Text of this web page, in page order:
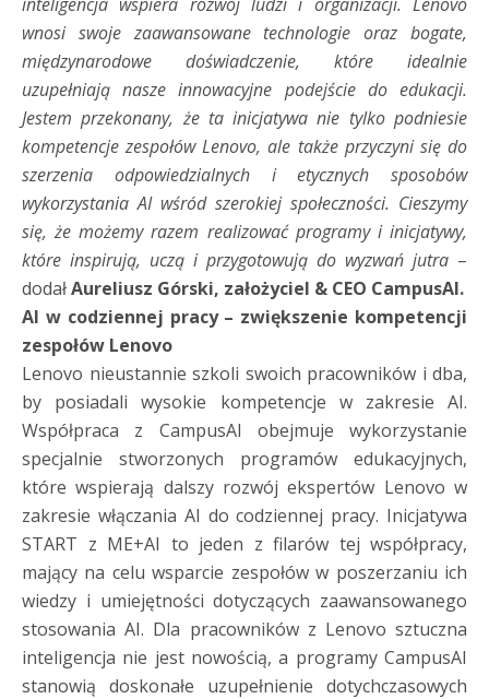
wnosi swoje zaawansowane technologie oraz bogate,
międzynarodowe doświadczenie, które idealnie
uzupełniają nasze innowacyjne podejście do edukacji.
Jestem przekonany, że ta inicjatywa nie tylko podniesie
kompetencje zespołów Lenovo, ale także przyczyni się do
szerzenia odpowiedzialnych i etycznych sposobów
wykorzystania AI wśród szerokiej społeczności. Cieszymy
się, że możemy razem realizować programy i inicjatywy,
które inspirują, uczą i przygotowują do wyzwań jutra –
dodałAureliusz Górski, założyciel & CEO CampusAI.
AI w codziennej pracy – zwiększenie kompetencji
zespołów Lenovo
Lenovo nieustannie szkoli swoich pracowników i dba,
by posiadali wysokie kompetencje w zakresie AI.
Współpraca z CampusAI obejmuje wykorzystanie
specjalnie stworzonych programów edukacyjnych,
które wspierają dalszy rozwój ekspertów Lenovo w
zakresie włączania AI do codziennej pracy. Inicjatywa
START z ME+AI to jeden z filarów tej współpracy,
mający na celu wsparcie zespołów w poszerzaniu ich
wiedzy i umiejętności dotyczących zaawansowanego
stosowania AI. Dla pracowników z Lenovo sztuczna
inteligencja nie jest nowością, a programy CampusAI
stanowią doskonałe uzupełnienie dotychczasowych